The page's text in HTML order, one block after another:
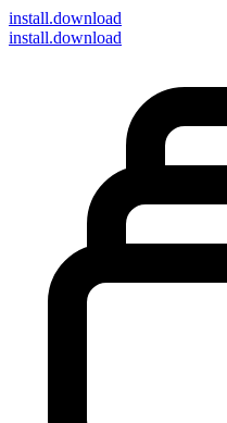
install.download
install.download